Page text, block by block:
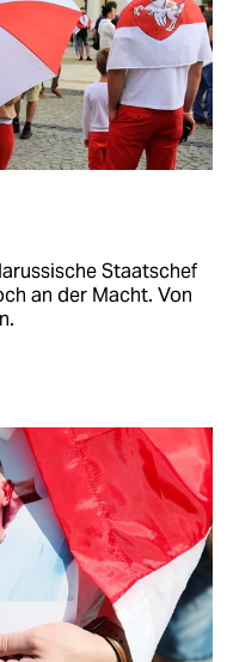
Staatschef
an der Macht. Von